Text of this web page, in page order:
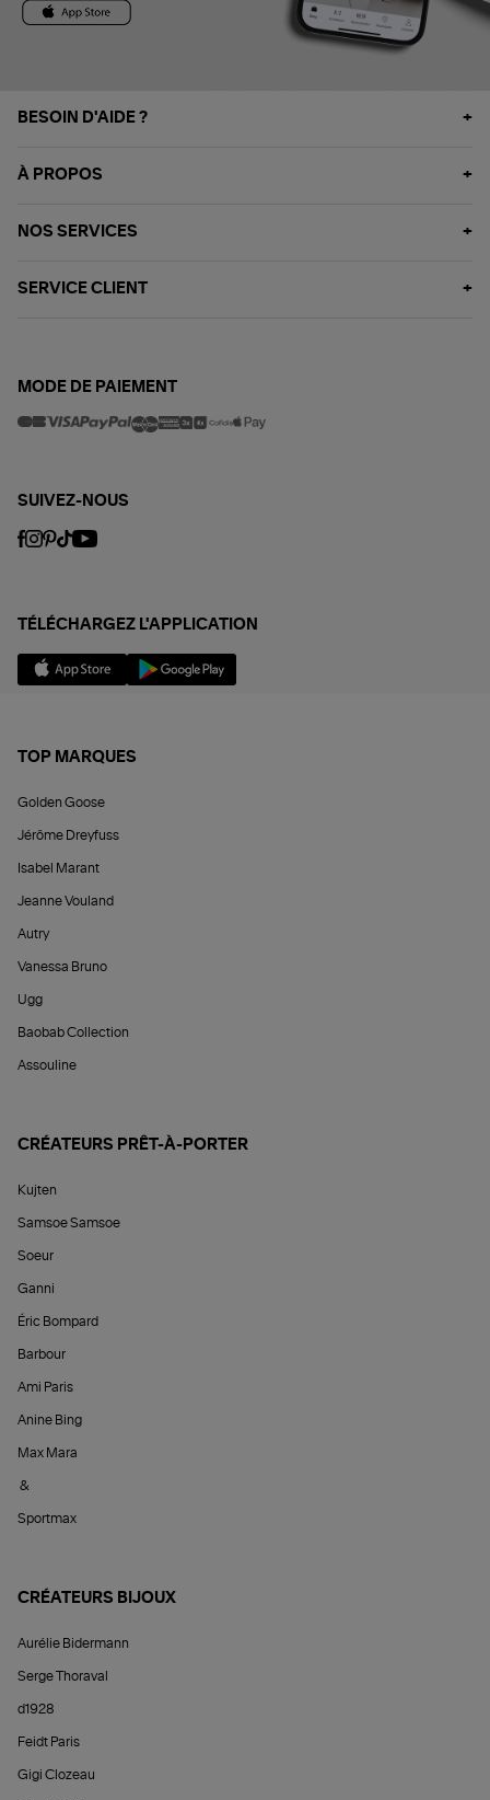
BESOIN D'AIDE ?
À PROPOS
NOS SERVICES
SERVICE CLIENT
MODE DE PAIEMENT
SUIVEZ-NOUS
TÉLÉCHARGEZ L'APPLICATION
TOP MARQUES
Golden Goose
Jérôme Dreyfuss
Isabel Marant
Jeanne Vouland
Autry
Vanessa Bruno
Ugg
Baobab Collection
Assouline
CRÉATEURS PRÊT-À-PORTER
Kujten
Samsoe Samsoe
Soeur
Ganni
Éric Bompard
Barbour
Ami Paris
Anine Bing
Max Mara
&
Sportmax
CRÉATEURS BIJOUX
Aurélie Bidermann
Serge Thoraval
d1928
Feidt Paris
Gigi Clozeau